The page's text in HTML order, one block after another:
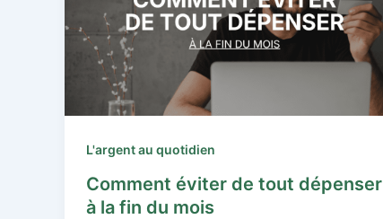
L'argent au quotidien
Comment éviter de tout dépenser
à la fin du mois